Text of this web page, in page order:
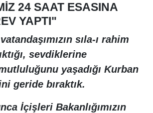
24 SAAT ESASINA
YAPTI"
sıla-ı rahim
sevdiklerine
yaşadığı Kurban
geride bıraktık.
İçişleri Bakanlığımızın